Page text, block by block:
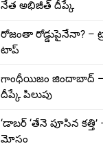
నేత అభిజీత్ దీప్కే
రోజంతా రోడ్డుపైనేనా? –
టాప్
గాంధీయిజం జిందాబాద్ –
దీప్కే పిలుపు
‘డాబర్ ‘తేనె పూసిన
మోసం